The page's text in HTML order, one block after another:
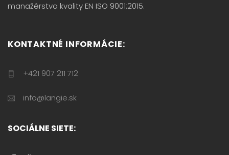
manažérstva kvality EN ISO 9001:2015.
KONTAKTNÉ INFORMÁCIE:
+421 907 211 712
info@langie.sk
SOCIÁLNE SIETE: